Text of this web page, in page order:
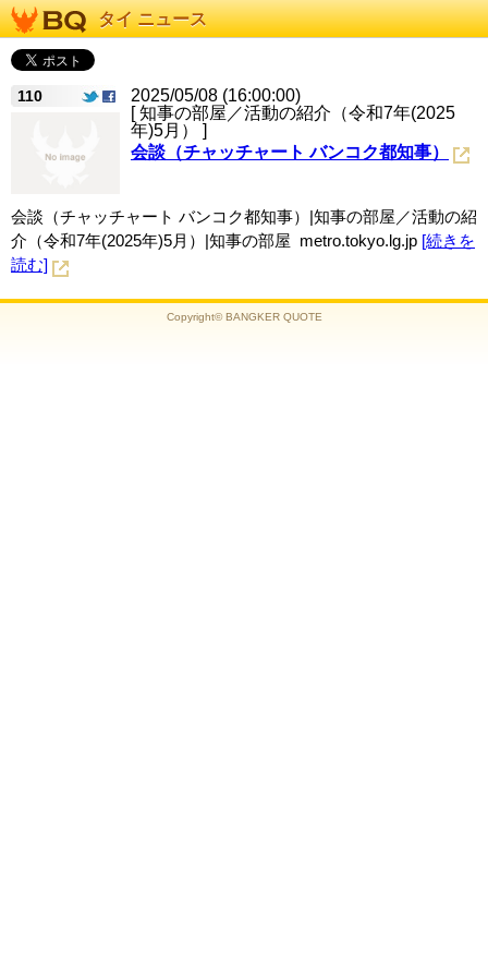
タイ ニュース
110
2025/05/08 (16:00:00)
[ 知事の部屋／活動の紹介（令和7年(2025
年)5月） ]
会談（チャッチャート バンコク都知事）
会談（チャッチャート バンコク都知事）|知事の部屋／活動の紹
介（令和7年(2025年)5月）|知事の部屋 metro.tokyo.lg.jp [続きを
読む]
Copyright© BANGKER QUOTE